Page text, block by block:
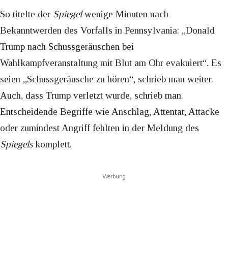
So titelte der Spiegelwenige Minuten nach
Bekanntwerden des Vorfalls in Pennsylvania: „Donald
Trump nach Schussgeräuschen bei
Wahlkampfveranstaltung mit Blut am Ohr evakuiert“. Es
seien „Schussgeräusche zu hören“, schrieb man weiter.
Auch, dass Trump verletzt wurde, schrieb man.
Entscheidende Begriffe wie Anschlag, Attentat, Attacke
oder zumindest Angriff fehlten in der Meldung des
Spiegelskomplett.
Werbung